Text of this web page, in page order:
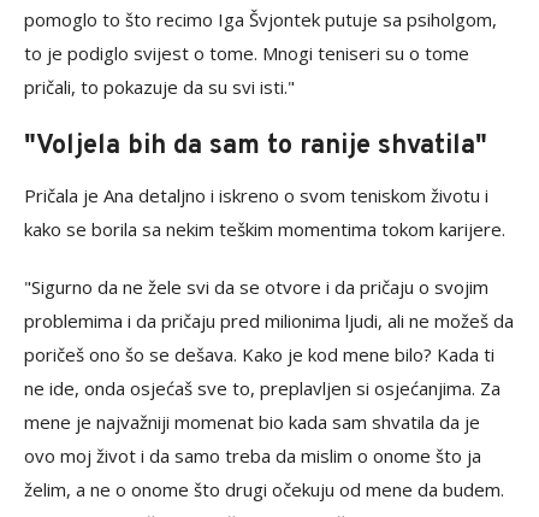
pomoglo to što recimo Iga Švjontek putuje sa psiholgom,
to je podiglo svijest o tome. Mnogi teniseri su o tome
pričali, to pokazuje da su svi isti."
"Voljela bih da sam to ranije shvatila"
Pričala je Ana detaljno i iskreno o svom teniskom životu i
kako se borila sa nekim teškim momentima tokom karijere.
"Sigurno da ne žele svi da se otvore i da pričaju o svojim
problemima i da pričaju pred milionima ljudi, ali ne možeš da
poričeš ono šo se dešava. Kako je kod mene bilo? Kada ti
ne ide, onda osjećaš sve to, preplavljen si osjećanjima. Za
mene je najvažniji momenat bio kada sam shvatila da je
ovo moj život i da samo treba da mislim o onome što ja
želim, a ne o onome što drugi očekuju od mene da budem.